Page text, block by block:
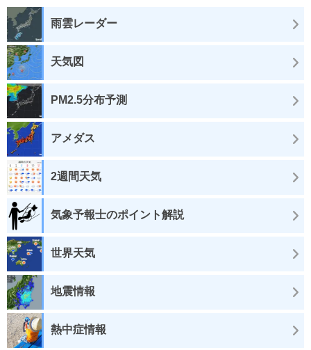
雨雲レーダー
天気図
PM2.5分布予測
アメダス
2週間天気
気象予報士のポイント解説
世界天気
地震情報
熱中症情報